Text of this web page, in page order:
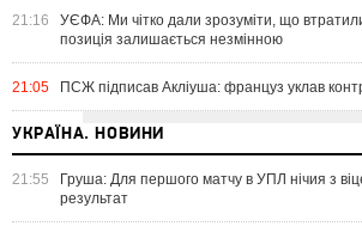
21:16
УЄФА: Ми чітко дали зрозуміти, що
позиція залишається незмінною
21:05 ПСЖ підписав Акліуша: француз уклав
УКРАЇНА. НОВИНИ
21:55
Груша: Для першого матчу в УПЛ нічия з
результат